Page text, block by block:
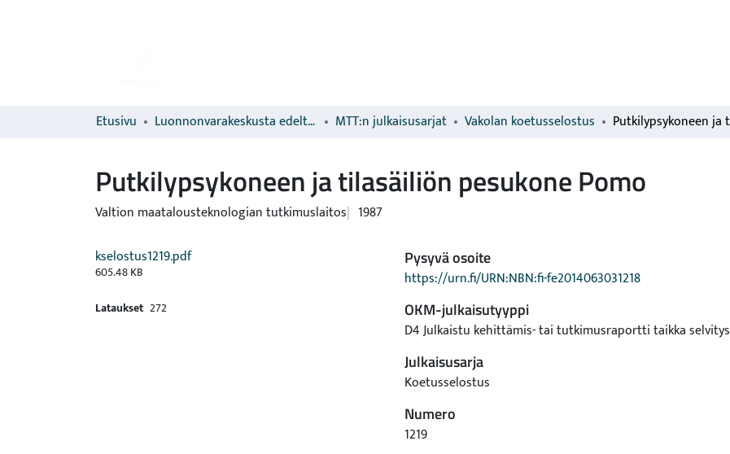
Etusivu Luonnonvarakeskusta edeltävien organisaatioiden sarjat MTT:n julkaisusarjat Vakolan koetusselostus
Putkilypsykoneen ja tilasäiliön pesukone Pomo
Valtion maatalousteknologian tutkimuslaitos 1987
kselostus1219.pdf
605.48 KB
Lataukset 272
Pysyvä osoite
https://urn.fi/URN:NBN:fi-fe2014063031218
OKM-julkaisutyyppi
D4 Julkaistu kehittämis- tai tutkimusraportti taikka selvitys
Julkaisusarja
Koetusselostus
Numero
1219